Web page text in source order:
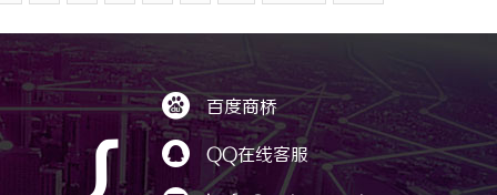
 百度商桥
 QQ在线客服